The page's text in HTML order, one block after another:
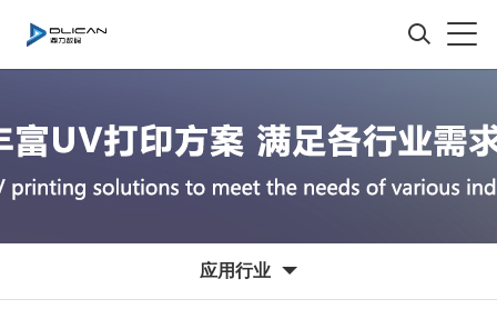
应用行业